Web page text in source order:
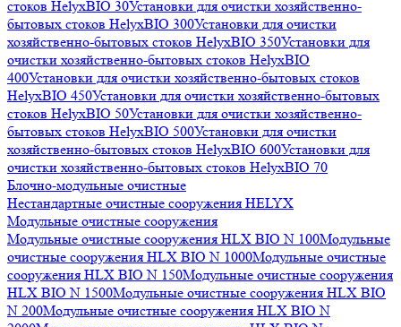
стоков HelyxBIO 30Установки для очистки хозяйственно-
бытовых стоков HelyxBIO 300Установки для очистки
хозяйственно-бытовых стоков HelyxBIO 350Установки для
очистки хозяйственно-бытовых стоков HelyxBIO
400Установки для очистки хозяйственно-бытовых стоков
HelyxBIO 450Установки для очистки хозяйственно-бытовых
стоков HelyxBIO 50Установки для очистки хозяйственно-
бытовых стоков HelyxBIO 500Установки для очистки
хозяйственно-бытовых стоков HelyxBIO 600Установки для
очистки хозяйственно-бытовых стоков HelyxBIO 70
Блочно-модульные очистные
Нестандартные очистные сооружения HELYX
Модульные очистные сооружения
Модульные очистные сооружения HLX BIO N 100Модульные
очистные сооружения HLX BIO N 1000Модульные очистные
сооружения HLX BIO N 150Модульные очистные сооружения
HLX BIO N 1500Модульные очистные сооружения HLX BIO
N 200Модульные очистные сооружения HLX BIO N